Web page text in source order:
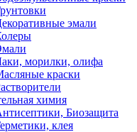
эмали
морилки, олифа
краски
химия
Биозащита
клея